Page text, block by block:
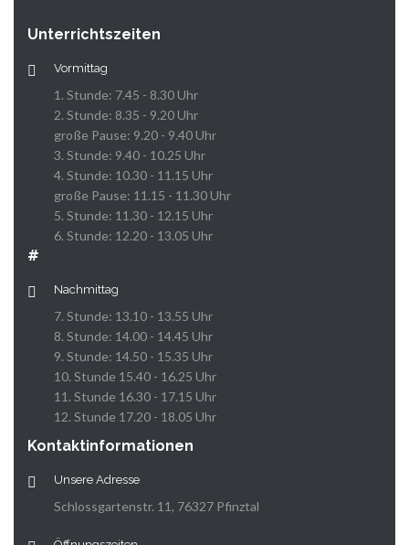
Unterrichtszeiten
Vormittag
1. Stunde: 7.45 - 8.30 Uhr
2. Stunde: 8.35 - 9.20 Uhr
große Pause: 9.20 - 9.40 Uhr
3. Stunde: 9.40 - 10.25 Uhr
4. Stunde: 10.30 - 11.15 Uhr
große Pause: 11.15 - 11.30 Uhr
5. Stunde: 11.30 - 12.15 Uhr
6. Stunde: 12.20 - 13.05 Uhr
#
Nachmittag
7. Stunde: 13.10 - 13.55 Uhr
8. Stunde: 14.00 - 14.45 Uhr
9. Stunde: 14.50 - 15.35 Uhr
10. Stunde 15.40 - 16.25 Uhr
11. Stunde 16.30 - 17.15 Uhr
12. Stunde 17.20 - 18.05 Uhr
Kontaktinformationen
Unsere Adresse
Schlossgartenstr. 11, 76327 Pfinztal